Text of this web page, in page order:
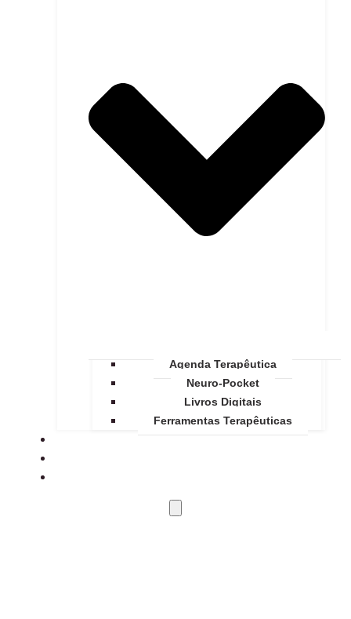
Agenda Terapêutica
Neuro-Pocket
Livros Digitais
Ferramentas Terapêuticas
SOBRE